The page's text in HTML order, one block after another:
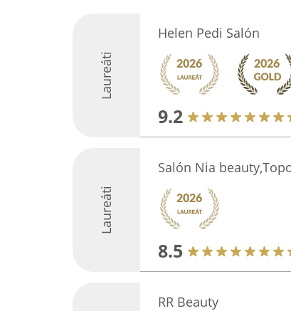
Laureáti
Helen Pedi Salón
9.2
Laureáti
Salón Nia
8.5
RR Beauty